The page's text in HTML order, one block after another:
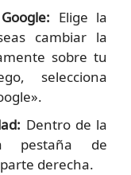
Elige la
cambiar la
sobre tu
selecciona
Dentro de la
pestaña de
derecha.